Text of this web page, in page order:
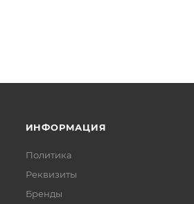
ИНФОРМАЦИЯ
Политика
Реквизиты
Бренды